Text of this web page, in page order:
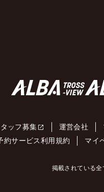
ッフ募集 運営会社
約サービス利用規約
マイ
掲載されている